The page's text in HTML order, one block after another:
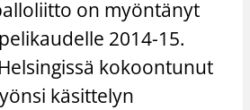
on myöntänyt
2014-15.
kokoontunut
käsittelyn